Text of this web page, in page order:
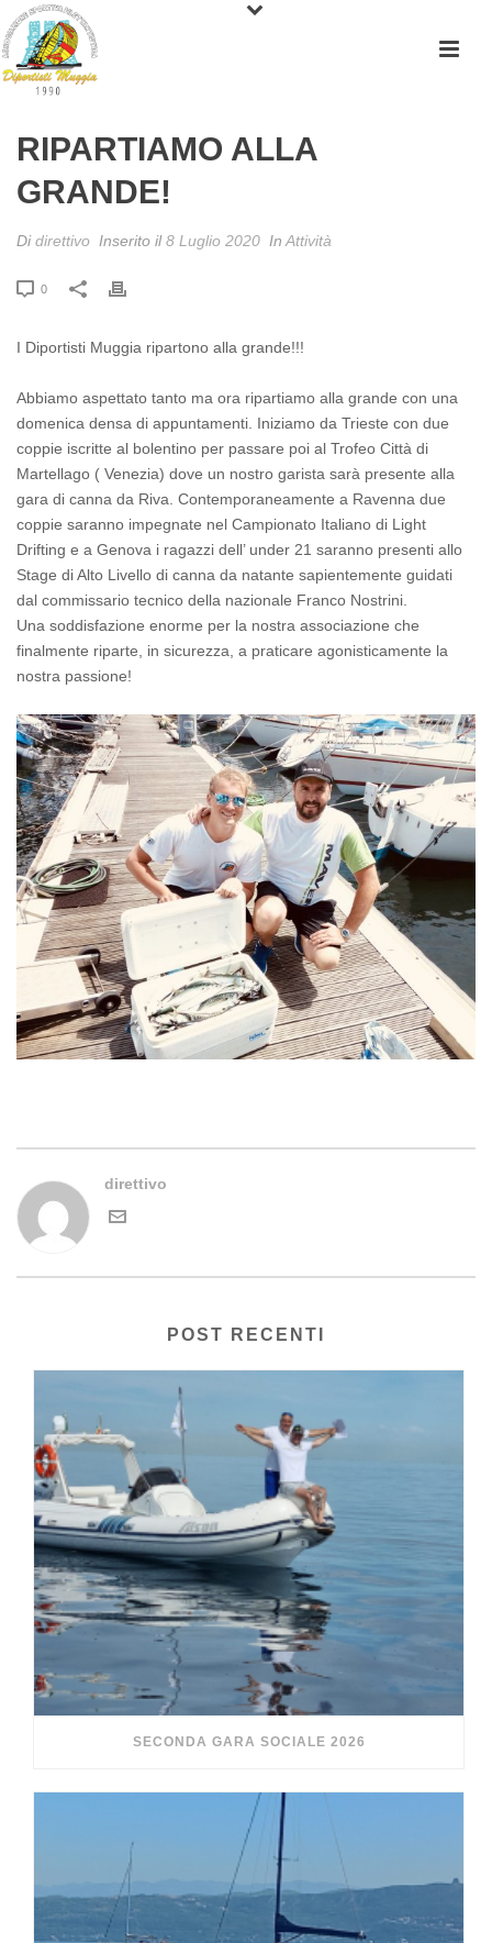
RIPARTIAMO ALLA
GRANDE!
Didirettivo Inserito il8 Luglio 2020 In Attività
0
I Diportisti Muggia ripartono alla grande!!!
Abbiamo aspettato tanto ma ora ripartiamo alla grande con una
domenica densa di appuntamenti. Iniziamo da Trieste con due
coppie iscritte al bolentino per passare poi al Trofeo Città di
Martellago ( Venezia) dove un nostro garista sarà presente alla
gara di canna da Riva. Contemporaneamente a Ravenna due
coppie saranno impegnate nel Campionato Italiano di Light
Drifting e a Genova i ragazzi dell’ under 21 saranno presenti allo
Stage di Alto Livello di canna da natante sapientemente guidati
dal commissario tecnico della nazionale Franco Nostrini.
Una soddisfazione enorme per la nostra associazione che
finalmente riparte, in sicurezza, a praticare agonisticamente la
nostra passione!
direttivo
POST RECENTI
SECONDA GARA SOCIALE 2026